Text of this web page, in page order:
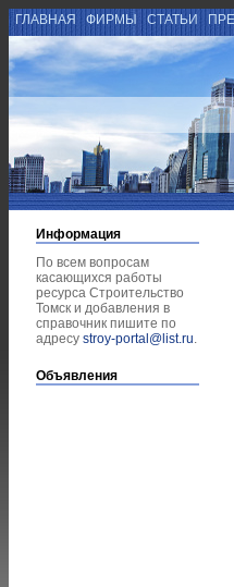
ГЛАВНАЯ ФИРМЫ СТАТЬИ
Информация
По всем вопросам
касающихся работы
ресурса Строительство
Томск и добавления в
справочник пишите по
адресу stroy-portal@list.ru.
Объявления